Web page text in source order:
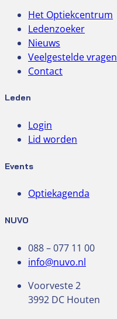
Het Optiekcentrum
Ledenzoeker
Nieuws
Veelgestelde vragen
Contact
Leden
Login
Lid worden
Events
Optiekagenda
NUVO
088 – 077 11 00
info@nuvo.nl
Voorveste 2
3992 DC Houten